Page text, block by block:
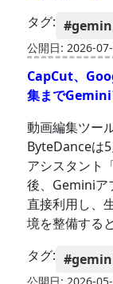
タグ:
公開日: 2026-
CapCut、
集までGemini
動画編集ツー
ByteDanceは
アシスタント
後、Geminiア
直接利用し、
境を整備する
タグ: